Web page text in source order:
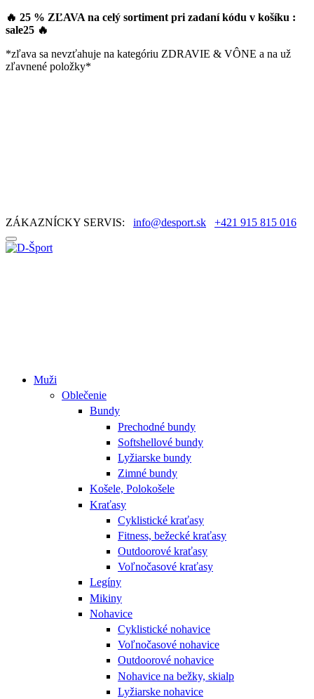
🔥 25 % ZĽAVA na celý sortiment pri zadaní kódu v košíku :
sale25 🔥
*zľava sa nevzťahuje na kategóriu ZDRAVIE & VÔNE a na už
zľavnené položky*
ZÁKAZNÍCKY SERVIS: info@desport.sk +421 915 815 016
Muži
Oblečenie
Bundy
Prechodné bundy
Softshellové bundy
Lyžiarske bundy
Zimné bundy
Košele, Polokošele
Kraťasy
Cyklistické kraťasy
Fitness, bežecké kraťasy
Outdoorové kraťasy
Voľnočasové kraťasy
Legíny
Mikiny
Nohavice
Cyklistické nohavice
Voľnočasové nohavice
Outdoorové nohavice
Nohavice na bežky, skialp
Lyžiarske nohavice